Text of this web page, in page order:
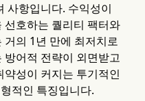
사항입니다. 수익성이
호하는 퀄리티 팩터와
의 1년 만에 최저치로
어적 전략이 외면받고
성이 커지는 투기적인
적인 특징입니다.